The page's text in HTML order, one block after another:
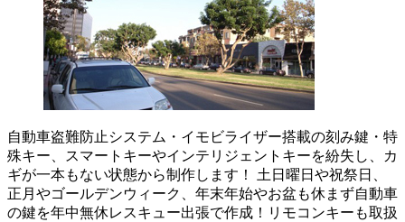
自動車盗難防止システム・イモビライザー搭載の刻み鍵・特
殊キー、スマートキーやインテリジェントキーを紛失し、カ
ギが一本もない状態から制作します！ 土日曜日や祝祭日、
正月やゴールデンウィーク、年末年始やお盆も休まず自動車
の鍵を年中無休レスキュー出張で作成！リモコンキーも取扱